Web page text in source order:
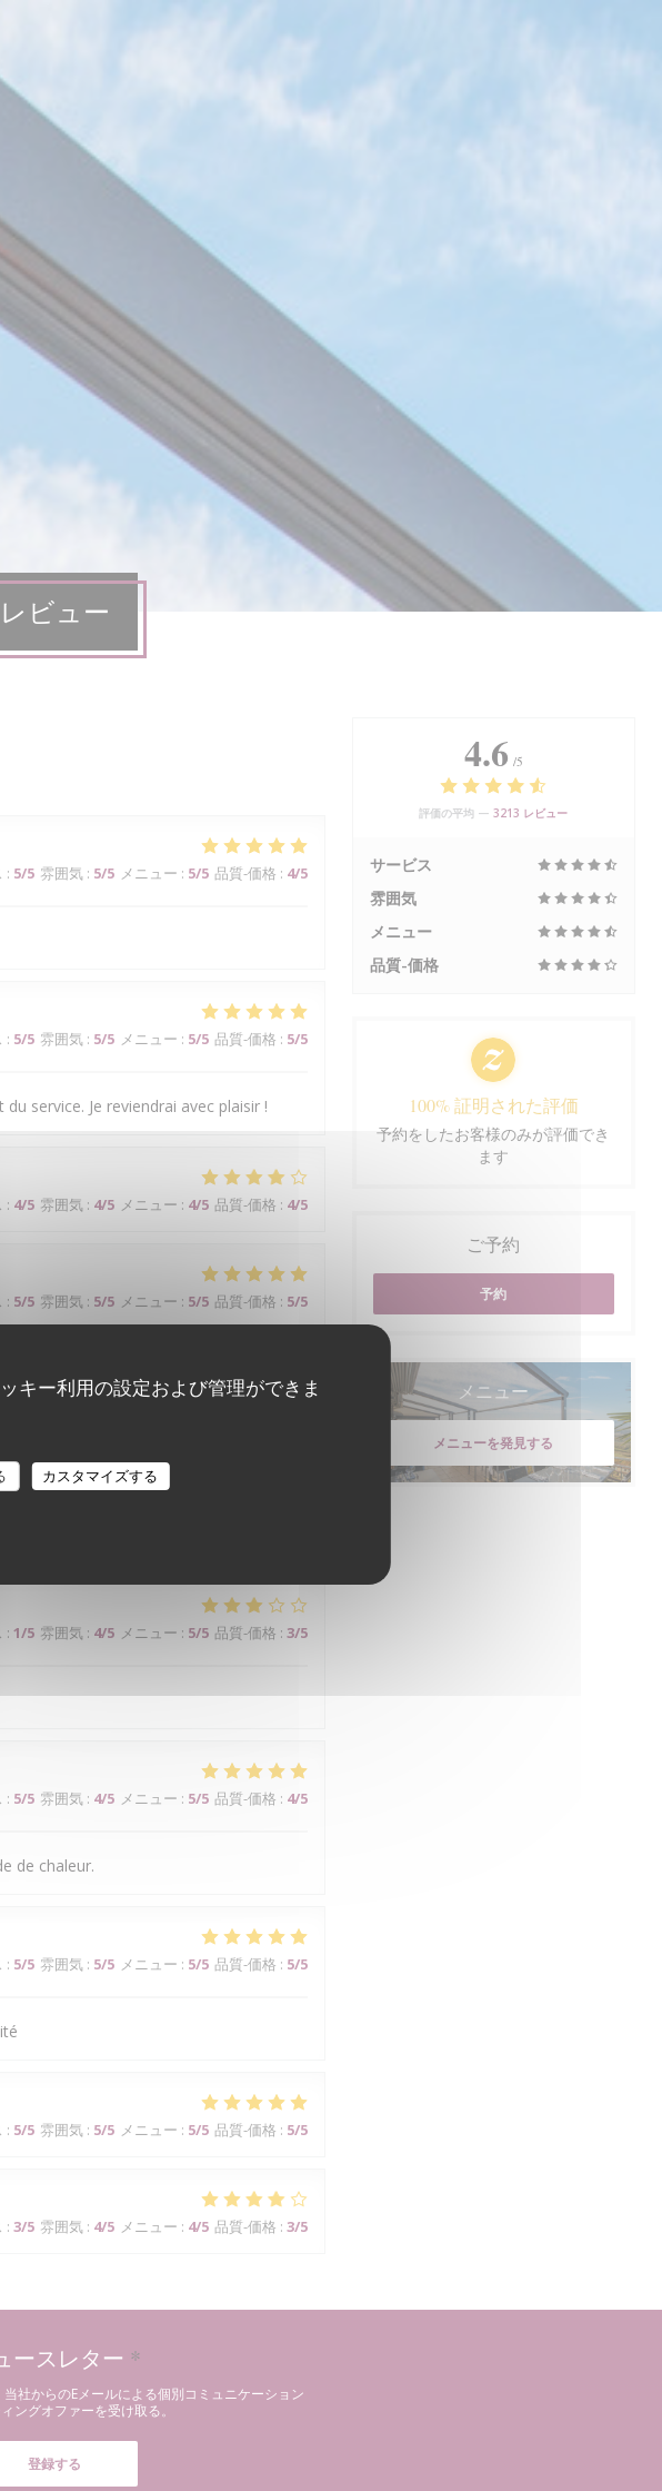
キー利用の設定および管理ができま
カスタマイズする
レビュー
: 5/5 雰囲気: 5/5 メニュー : 5/5 品質-価格 : 4/5
: 5/5 雰囲気: 5/5 メニュー : 5/5 品質-価格 : 5/5
service. Je reviendrai avec plaisir !
: 4/5 雰囲気: 4/5 メニュー : 4/5 品質-価格 : 4/5
: 5/5 雰囲気: 5/5 メニュー : 5/5 品質-価格 : 5/5
:5 /5 雰囲気:5/5 メニュー
service est à la hauteur de l'ensemble.
: 1/5 雰囲気 : 4/5 メニュー : 5/5 品質-価格 : 3/5
: 5/5 雰囲気: 4/5 メニュー : 5/5 品質-価格 : 4/5
de chaleur.
: 5/5 雰囲気: 5/5 メニュー : 5/5 品質-価格 : 5/5
: 5/5 雰囲気: 5/5 メニュー : 5/5 品質-価格 : 5/5
: 3/5 雰囲気: 4/5 メニュー : 4/5 品質-価格 : 3/5
4.6 /5
評価の平均 —3213 レビュー
サービス
雰囲気
メニュー
品質-価格
100% 証明された評価
予約をしたお客様のみが評価でき
ます
ご予約
予約
メニュー
メニューを発見する
ースレター *
社からのEメールによる個別コミュニケーション
ングオファーを受け取る。
登録する